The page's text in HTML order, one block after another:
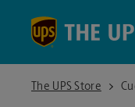
The UPS Store
The UPS Store